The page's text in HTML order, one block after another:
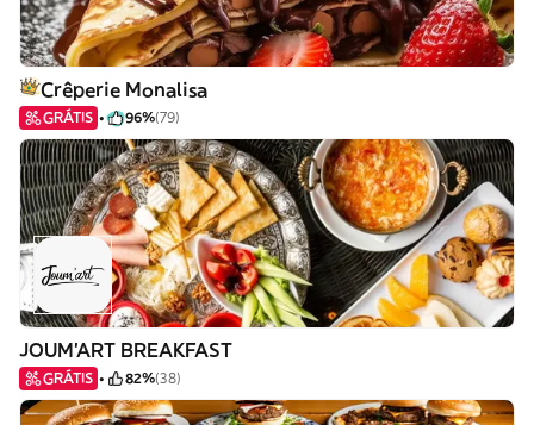
Crêperie Monalisa
GRÁTIS 96%(79)
JOUM'ART BREAKFAST
GRÁTIS 82%(38)